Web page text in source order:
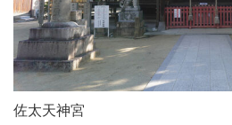
佐太天神宮